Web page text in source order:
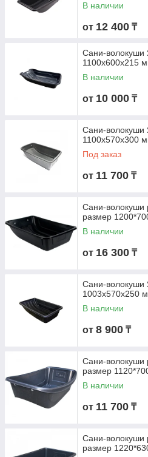
В наличии
от 12 400 ₸
Сани-
1100х600х215
В наличии
от 10 000 ₸
Сани-
1100х570х300
Под заказ
от 11 700 ₸
Сани-волокуши
размер
В наличии
от 16 300 ₸
Сани-
1003х570х250
В наличии
от 8 900 ₸
Сани-волокуши
размер
В наличии
от 11 700 ₸
Сани-волокуши
размер